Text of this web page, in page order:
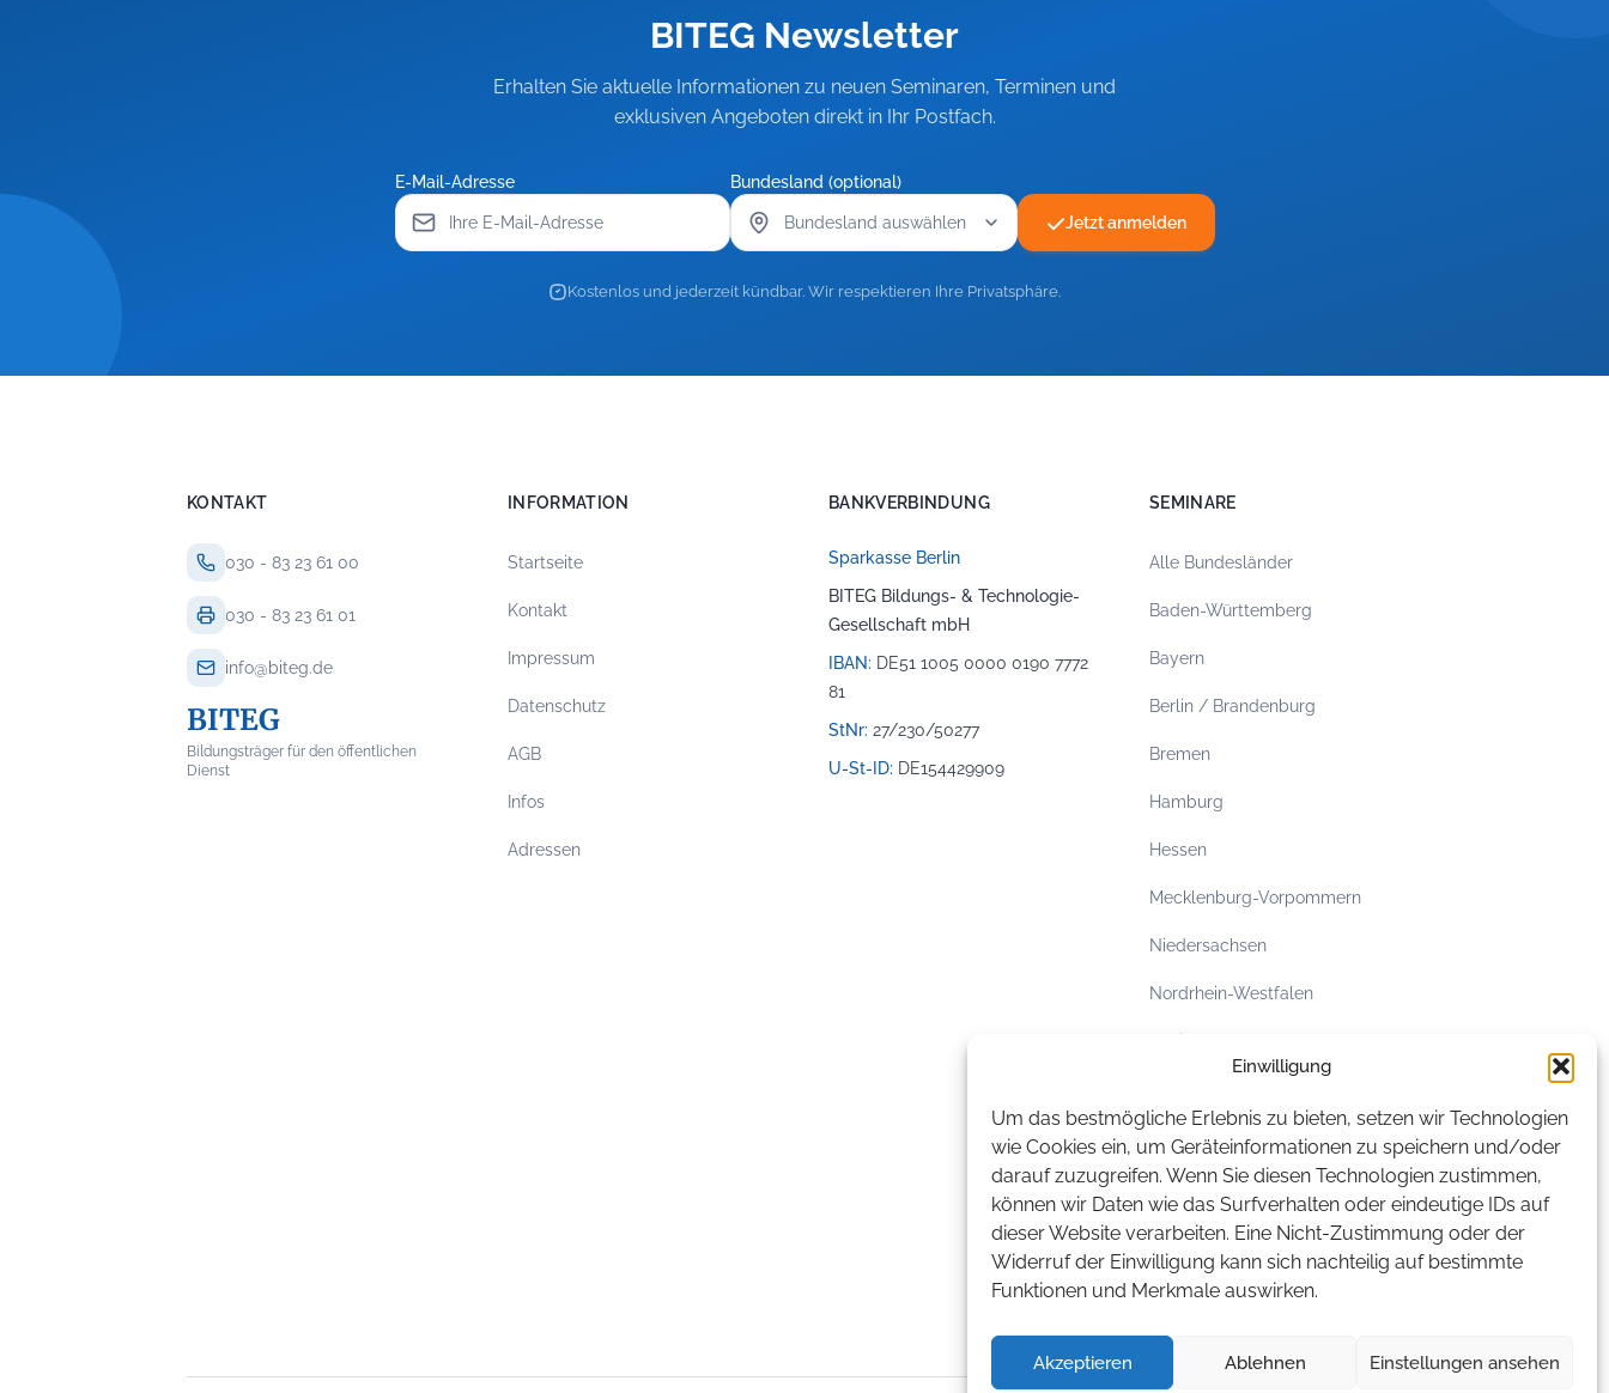
Einwilligung
Um das bestmögliche Erlebnis zu bieten, setzen wir Technologien
wie Cookies ein, um Geräteinformationen zu speichern und/oder
darauf zuzugreifen. Wenn Sie diesen Technologien zustimmen,
können wir Daten wie das Surfverhalten oder eindeutige IDs auf
dieser Website verarbeiten. Eine Nicht-Zustimmung oder der
Widerruf der Einwilligung kann sich nachteilig auf bestimmte
Funktionen und Merkmale auswirken.
Akzeptieren Ablehnen Einstellungen ansehen
BITEG Newsletter
Erhalten Sie aktuelle Informationen zu neuen Seminaren, Terminen und
exklusiven Angeboten direkt in Ihr Postfach.
E-Mail-Adresse Bundesland (optional)
Jetzt anmelden
Kostenlos und jederzeit kündbar. Wir respektieren Ihre Privatsphäre.
KONTAKT
030 - 83 23 61 00
030 - 83 23 61 01
info@biteg.de
BITEG
Bildungsträger für den öffentlichen
Dienst
INFORMATION
Startseite
Kontakt
Impressum
Datenschutz
AGB
Infos
Adressen
BANKVERBINDUNG
Sparkasse Berlin
BITEG Bildungs- & Technologie-
Gesellschaft mbH
IBAN: DE51 1005 0000 0190 7772
81
StNr: 27/230/50277
U-St-ID: DE154429909
SEMINARE
Alle Bundesländer
Baden-Württemberg
Bayern
Berlin / Brandenburg
Bremen
Hamburg
Hessen
Mecklenburg-Vorpommern
Niedersachsen
Nordrhein-Westfalen
Sachsen
Sachsen-Anhalt
Schleswig-Holstein
Thüringen